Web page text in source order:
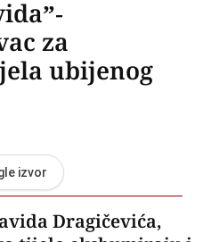
za
ubijenog
izvor
Dragičevića,